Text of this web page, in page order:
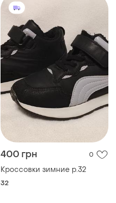
400 грн 0
Кроссовки зимние р.32
32